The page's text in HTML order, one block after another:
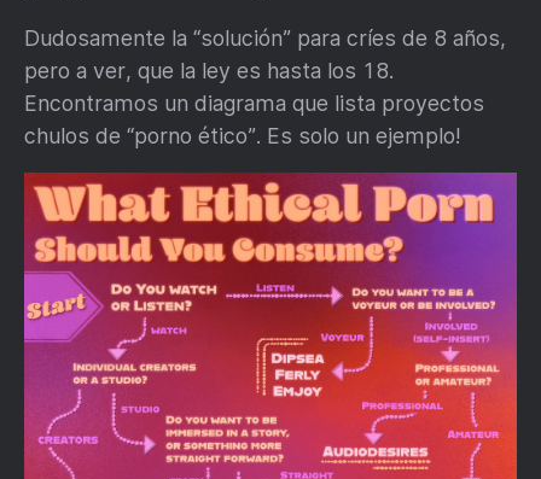
Dudosamente la “solución” para críes de 8 años,
pero a ver, que la ley es hasta los 18.
Encontramos un diagrama que lista proyectos
chulos de “porno ético”. Es solo un ejemplo!